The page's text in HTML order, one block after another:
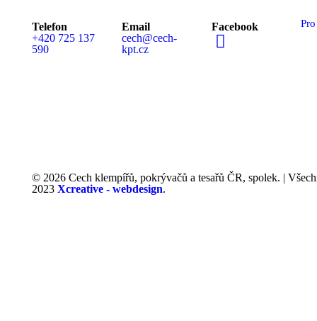
Telefon
+420 725 137
590
Email
cech@cech-
kpt.cz
Facebook
© 2026 Cech klempířů, pokrývačů a tesařů ČR, spolek. |
2023 Xcreative - webdesign.